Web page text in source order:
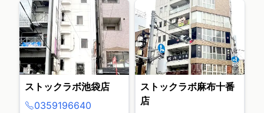
ストックラボ池袋店
0359196640
ストックラボ麻布十番
店